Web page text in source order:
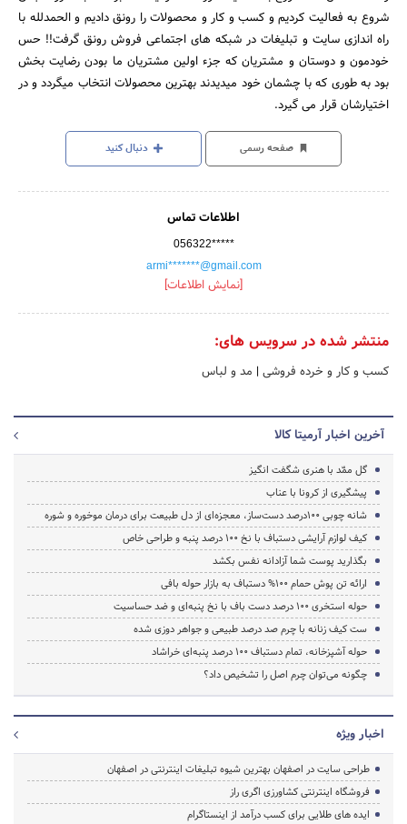
شروع به فعالیت کردیم و کسب و کار و محصولات را رونق دادیم و الحمدلله با
راه اندازی سایت و تبلیغات در شبکه های اجتماعی فروش رونق گرفت!! حس
خودمون و دوستان و مشتریان که جزء اولین مشتریان ما بودن رضایت بخش
بود به طوری که با چشمان خود میدیدند بهترین محصولات انتخاب میگردد و در
اختیارشان قرار می گیرد.
صفحه رسمی دنبال کنید
اطلاعات تماس
056322*****
armi*******@gmail.com
[نمایش اطلاعات]
منتشر شده در سرویس های:
کسب و کار و خرده فروشی | مد و لباس
آخرین اخبار آرمیتا کالا
گل ممّد با هنری شگفت انگیز
پیشگیری از کرونا با عناب
شانه چوبی ۱۰۰درصد دست‌ساز، معجزه‌ای از دل طبیعت برای درمان موخوره و شوره
کیف لوازم آرایشی دستباف با نخ ۱۰۰ درصد پنبه و طراحی خاص
بگذارید پوست شما آزادانه نفس بکشد
ارائه تن پوش حمام 100% دستباف به بازار حوله بافی
حوله استخری ۱۰۰ درصد دست باف با نخ پنبه‌ای و ضد حساسیت
ست کیف زنانه با چرم صد درصد طبیعی و جواهر دوزی شده
حوله آشپزخانه، تمام دستباف ۱۰۰ درصد پنبه‌ای خراشاد
چگونه می‌توان چرم اصل را تشخیص داد؟
اخبار ویژه
طراحی سایت در اصفهان بهترین شیوه تبلیغات اینترنتی در اصفهان
فروشگاه اینترنتی کشاورزی اگری راز
ایده های طلایی برای کسب درآمد از اینستاگرام